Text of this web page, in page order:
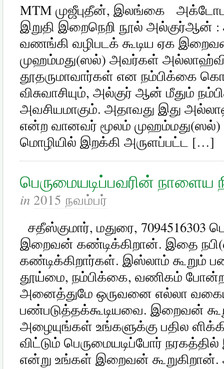
MTM முஜீபுதீன், இலங்கை
இறுதி இறைநெறி நூல்
வணங்கி வழிபடக் கூடிய ஏக
முஹம்மது(ஸல்) அவர்கள்
தூதருமாவார்கள் என நம்பிக்கை
விசுவாசியும், அல்குர் ஆன் மீதும்
அவசியமாகும். அதாவது இது
என்ற வானவர் மூலம் முஹம்மது(ஸல்)
மொழியில் இறக்கி அருளப்பட்ட […]
பெருமையடிப்பவரின் நாளைய
in 2015 நவம்பர்
சதீஸ்குமார், மதுரை, 7094516303
இறைவன் கண்டிக்கிறான். இதை
கண்டிக்கிறார்கள். இஸ்லாம் கூறும்
தூய்மை, நம்பிக்கை, வணிகம்
அனைத்துமே ஒருவனை எல்லா
பண்படுத்தக்கூடியவை. இறைவன்
அழையுங்கள் உங்களுக்கு பதில
விட்டும் பெருமையடிப்போர்
என்று உங்கள் இறைவன்